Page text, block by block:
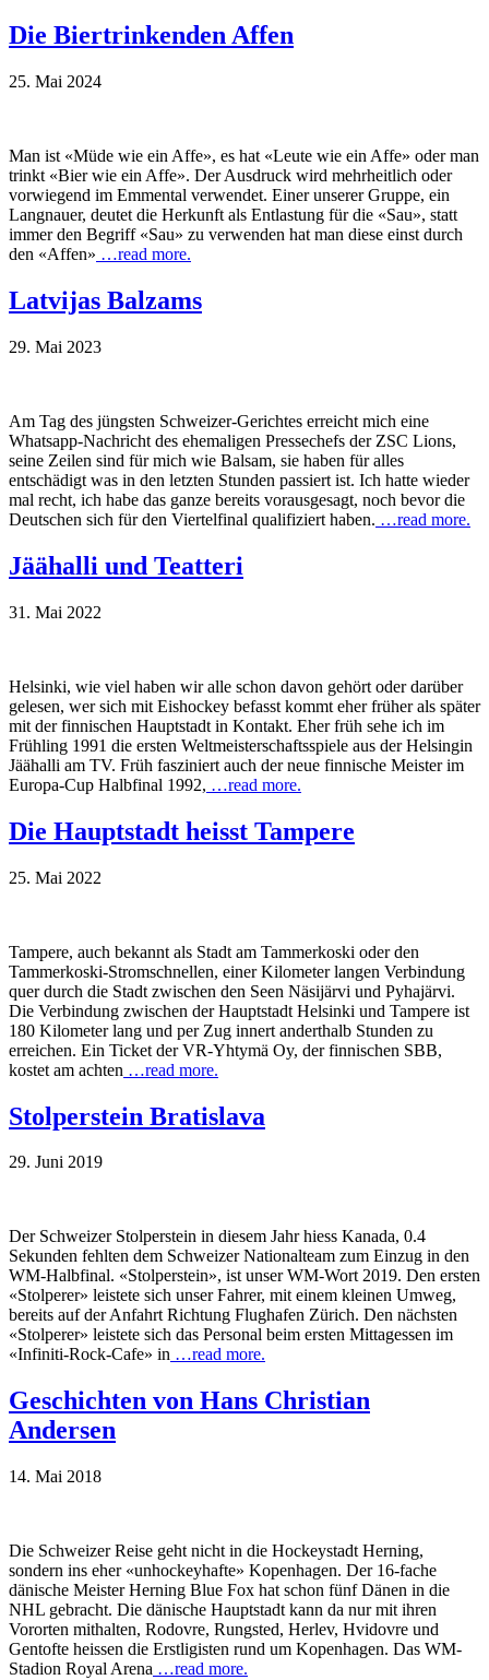
Die Biertrinkenden Affen
25. Mai 2024
Man ist «Müde wie ein Affe», es hat «Leute wie ein Affe» oder man
trinkt «Bier wie ein Affe». Der Ausdruck wird mehrheitlich oder
vorwiegend im Emmental verwendet. Einer unserer Gruppe, ein
Langnauer, deutet die Herkunft als Entlastung für die «Sau», statt
immer den Begriff «Sau» zu verwenden hat man diese einst durch
den «Affen» …read more.
Latvijas Balzams
29. Mai 2023
Am Tag des jüngsten Schweizer-Gerichtes erreicht mich eine
Whatsapp-Nachricht des ehemaligen Pressechefs der ZSC Lions,
seine Zeilen sind für mich wie Balsam, sie haben für alles
entschädigt was in den letzten Stunden passiert ist. Ich hatte wieder
mal recht, ich habe das ganze bereits vorausgesagt, noch bevor die
Deutschen sich für den Viertelfinal qualifiziert haben. …read more.
Jäähalli und Teatteri
31. Mai 2022
Helsinki, wie viel haben wir alle schon davon gehört oder darüber
gelesen, wer sich mit Eishockey befasst kommt eher früher als später
mit der finnischen Hauptstadt in Kontakt. Eher früh sehe ich im
Frühling 1991 die ersten Weltmeisterschaftsspiele aus der Helsingin
Jäähalli am TV. Früh fasziniert auch der neue finnische Meister im
Europa-Cup Halbfinal 1992, …read more.
Die Hauptstadt heisst Tampere
25. Mai 2022
Tampere, auch bekannt als Stadt am Tammerkoski oder den
Tammerkoski-Stromschnellen, einer Kilometer langen Verbindung
quer durch die Stadt zwischen den Seen Näsijärvi und Pyhajärvi.
Die Verbindung zwischen der Hauptstadt Helsinki und Tampere ist
180 Kilometer lang und per Zug innert anderthalb Stunden zu
erreichen. Ein Ticket der VR-Yhtymä Oy, der finnischen SBB,
kostet am achten …read more.
Stolperstein Bratislava
29. Juni 2019
Der Schweizer Stolperstein in diesem Jahr hiess Kanada, 0.4
Sekunden fehlten dem Schweizer Nationalteam zum Einzug in den
WM-Halbfinal. «Stolperstein», ist unser WM-Wort 2019. Den ersten
«Stolperer» leistete sich unser Fahrer, mit einem kleinen Umweg,
bereits auf der Anfahrt Richtung Flughafen Zürich. Den nächsten
«Stolperer» leistete sich das Personal beim ersten Mittagessen im
«Infiniti-Rock-Cafe» in …read more.
Geschichten von Hans Christian
Andersen
14. Mai 2018
Die Schweizer Reise geht nicht in die Hockeystadt Herning,
sondern ins eher «unhockeyhafte» Kopenhagen. Der 16-fache
dänische Meister Herning Blue Fox hat schon fünf Dänen in die
NHL gebracht. Die dänische Hauptstadt kann da nur mit ihren
Vororten mithalten, Rodovre, Rungsted, Herlev, Hvidovre und
Gentofte heissen die Erstligisten rund um Kopenhagen. Das WM-
Stadion Royal Arena …read more.